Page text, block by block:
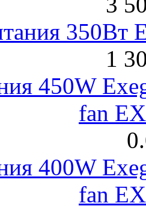
350Вт
1
450W
fan
400W
fan